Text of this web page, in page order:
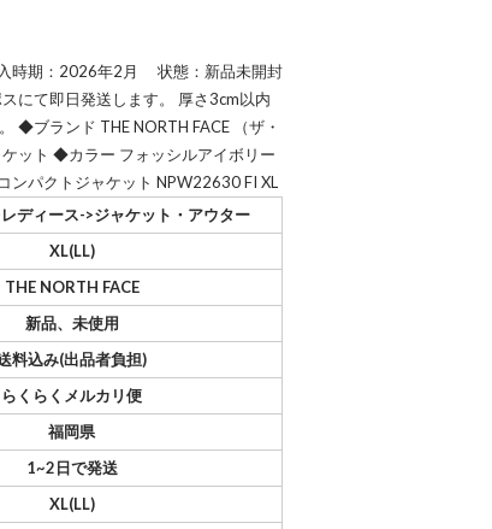
時期：2026年2月 状態：新品未開封
にて即日発送します。 厚さ3cm以内
◆ブランド THE NORTH FACE （ザ・
ット ◆カラー フォッシルアイボリー
ンパクトジャケット NPW22630 FI XL
ディース->ジャケット・アウター
XL(LL)
THE NORTH FACE
新品、未使用
料込み(出品者負担)
らくらくメルカリ便
福岡県
1~2日で発送
XL(LL)